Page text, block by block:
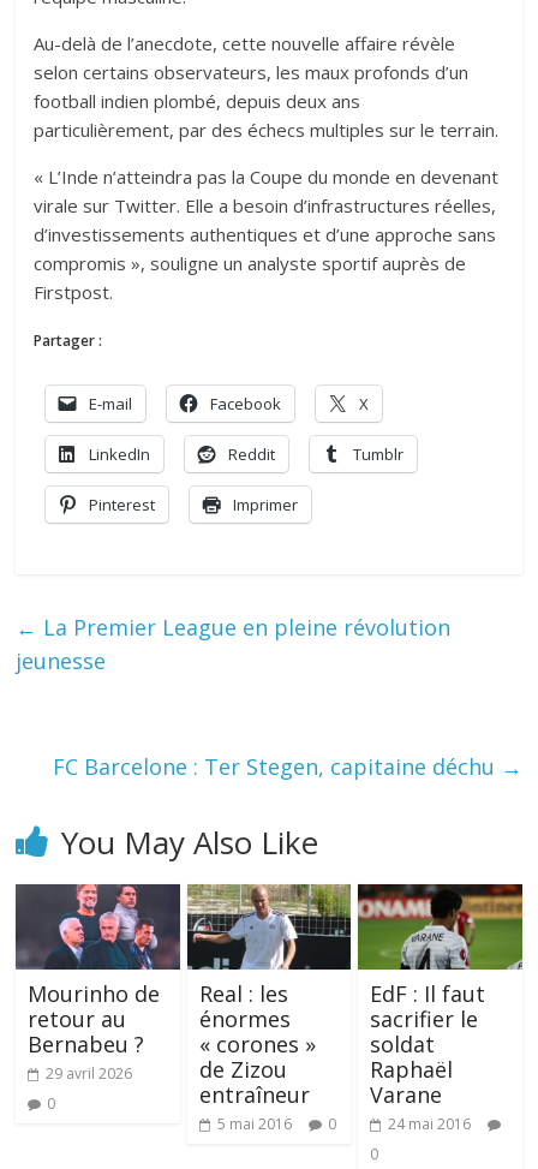
Au-delà de l’anecdote, cette nouvelle affaire révèle
selon certains observateurs, les maux profonds d’un
football indien plombé, depuis deux ans
particulièrement, par des échecs multiples sur le terrain.
« L’Inde n’atteindra pas la Coupe du monde en devenant
virale sur Twitter. Elle a besoin d’infrastructures réelles,
d’investissements authentiques et d’une approche sans
compromis », souligne un analyste sportif auprès de
Firstpost.
Partager :
E-mail Facebook X
LinkedIn Reddit Tumblr
Pinterest Imprimer
← La Premier League en pleine révolution
jeunesse
FC Barcelone : Ter Stegen, capitaine déchu →
You May Also Like
Mourinho de
retour au
Bernabeu ?
29 avril 2026
0
Real : les
énormes
« corones »
de Zizou
entraîneur
5 mai 2016 0
EdF : Il faut
sacrifier le
soldat
Raphaël
Varane
24 mai 2016
0